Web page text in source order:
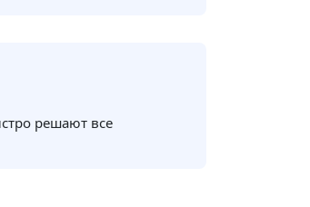
решают все